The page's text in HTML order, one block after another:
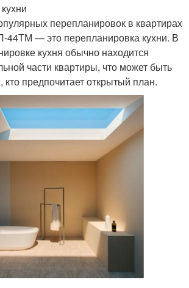
перепланировок в квартирах
44ТМ — это перепланировка кухни. В
кухня обычно находится
части квартиры, что может быть
кто предпочитает открытый план.